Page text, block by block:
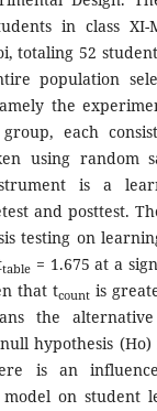
in class XI-
totaling 52
population
the
each
using random
is a
and posttest.
testing on
table = 1.675 at a
that tcount is
the
hypothesis
is an
on student